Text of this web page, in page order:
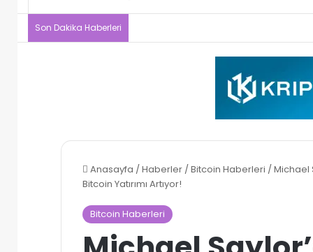
Son Dakika Haberleri
Anasayfa /Haberler /Bitcoin Haberleri /Michael
Bitcoin Yatırımı Artıyor!
Bitcoin Haberleri